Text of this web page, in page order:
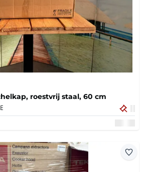
roestvrij staal, 60 cm